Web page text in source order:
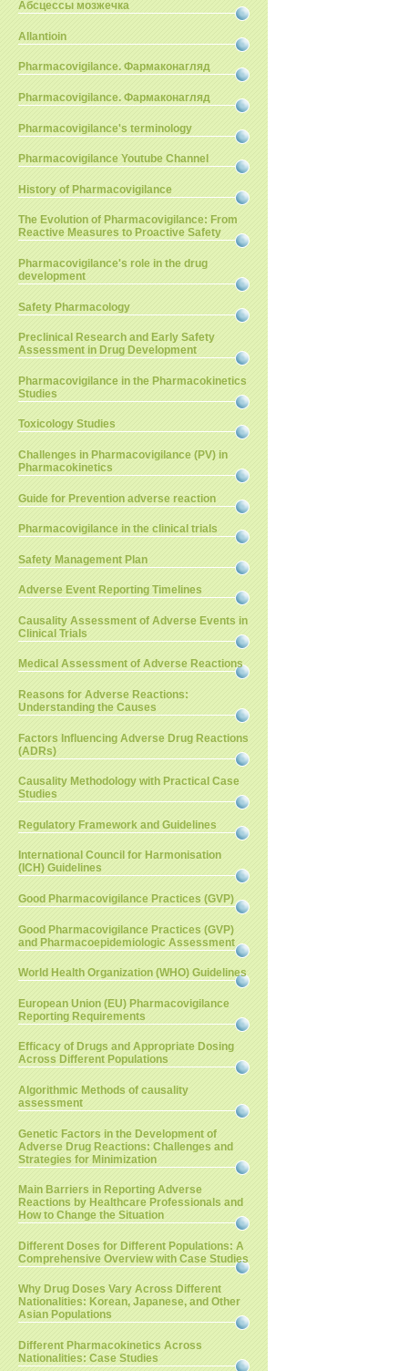
Абсцессы мозжечка
Allantioin
Pharmacovigilance. Фармаконагляд
Pharmacovigilance. Фармаконагляд
Pharmacovigilance's terminology
Pharmacovigilance Youtube Channel
History of Pharmacovigilance
The Evolution of Pharmacovigilance: From
Reactive Measures to Proactive Safety
Pharmacovigilance's role in the drug
development
Safety Pharmacology
Preclinical Research and Early Safety
Assessment in Drug Development
Pharmacovigilance in the Pharmacokinetics
Studies
Toxicology Studies
Challenges in Pharmacovigilance (PV) in
Pharmacokinetics
Guide for Prevention adverse reaction
Pharmacovigilance in the clinical trials
Safety Management Plan
Adverse Event Reporting Timelines
Causality Assessment of Adverse Events in
Clinical Trials
Medical Assessment of Adverse Reactions
Reasons for Adverse Reactions:
Understanding the Causes
Factors Influencing Adverse Drug Reactions
(ADRs)
Causality Methodology with Practical Case
Studies
Regulatory Framework and Guidelines
International Council for Harmonisation
(ICH) Guidelines
Good Pharmacovigilance Practices (GVP)
Good Pharmacovigilance Practices (GVP)
and Pharmacoepidemiologic Assessment
World Health Organization (WHO) Guidelines
European Union (EU) Pharmacovigilance
Reporting Requirements
Efficacy of Drugs and Appropriate Dosing
Across Different Populations
Algorithmic Methods of causality
assessment
Genetic Factors in the Development of
Adverse Drug Reactions: Challenges and
Strategies for Minimization
Main Barriers in Reporting Adverse
Reactions by Healthcare Professionals and
How to Change the Situation
Different Doses for Different Populations: A
Comprehensive Overview with Case Studies
Why Drug Doses Vary Across Different
Nationalities: Korean, Japanese, and Other
Asian Populations
Different Pharmacokinetics Across
Nationalities: Case Studies